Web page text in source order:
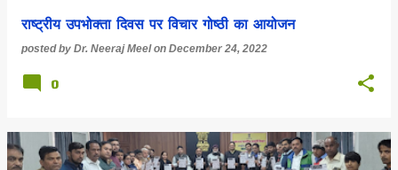
राष्ट्रीय उपभोक्ता दिवस पर विचार गोष्ठी का आयोजन
posted by Dr. Neeraj Meel on December 24, 2022
0